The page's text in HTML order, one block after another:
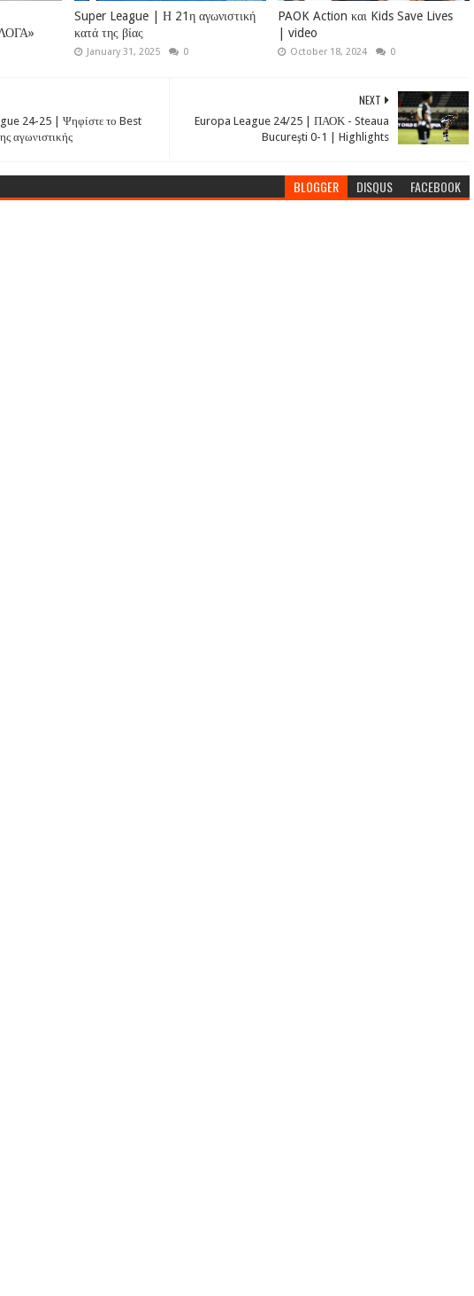
Super League | Η 21η αγωνιστική
κατά της βίας
January 31, 2025 0
PAOK Action και Kids Save Lives
| video
October 18, 2024 0
NEXT
Europa League 24/25 | ΠΑΟΚ - Steaua
Bucureşti 0-1 | Highlights
24-25 | Ψηφίστε το Best
αγωνιστικής
BLOGGER DISQUS FACEBOOK